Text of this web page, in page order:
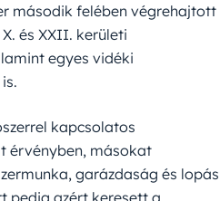
második felében végrehajtott
és XXII. kerületi
egyes vidéki
kapcsolatos
érvényben, másokat
garázdaság és lopás
pedig azért keresett a